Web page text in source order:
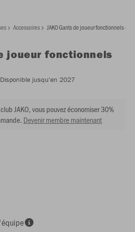
Accessoires JAKO Gants de joueur fonctionnels
joueur fonctionnels
jusqu'en 2027
JAKO, vous pouvez économiser 30%
Devenir membre maintenant